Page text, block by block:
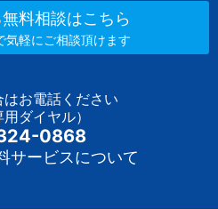
料相談はこちら
気軽にご相談頂けます
お電話ください
用ダイヤル）
0868
サービスについて